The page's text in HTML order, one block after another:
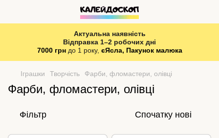
Актуальна наявність
Відправка 1–2 робочих дні
7000 грндо 1 року, єЯсла, Пакунок малюка
Іграшки Творчість Фарби, фломастери, олівці
Фарби, фломастери, олівці
Фільтр Спочатку нові